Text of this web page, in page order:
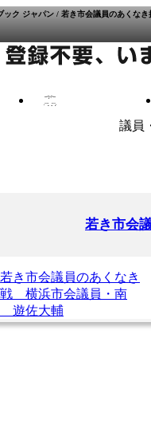
ック ジャパン / 若き市会議員のあく
議員
若き市会